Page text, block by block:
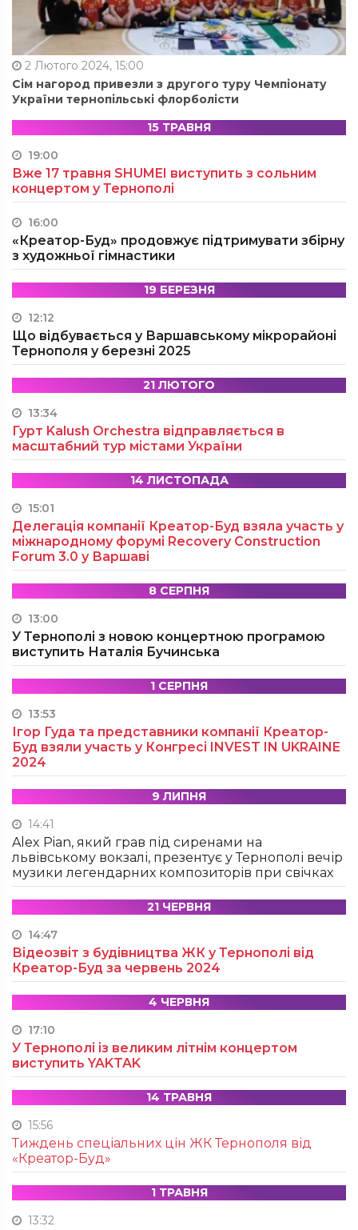
2 Лютого 2024, 15:00
Сім нагород привезли з другого туру Чемпіонату
України тернопільські флорболісти
15 ТРАВНЯ
19:00
Вже 17 травня SHUMEI виступить з сольним
концертом у Тернополі
16:00
«Креатор-Буд» продовжує підтримувати збірну
з художньої гімнастики
19 БЕРЕЗНЯ
12:12
Що відбувається у Варшавському мікрорайоні
Тернополя у березні 2025
21 ЛЮТОГО
13:34
Гурт Kalush Orchestra відправляється в
масштабний тур містами України
14 ЛИСТОПАДА
15:01
Делегація компанії Креатор-Буд взяла участь у
міжнародному форумі Recovery Construction
Forum 3.0 у Варшаві
8 СЕРПНЯ
13:00
У Тернополі з новою концертною програмою
виступить Наталія Бучинська
1 СЕРПНЯ
13:53
Ігор Гуда та представники компанії Креатор-
Буд взяли участь у Конгресі INVEST IN UKRAINE
2024
9 ЛИПНЯ
14:41
Alex Pian, який грав під сиренами на
львівському вокзалі, презентує у Тернополі вечір
музики легендарних композиторів при свічках
21 ЧЕРВНЯ
14:47
Відеозвіт з будівництва ЖК у Тернополі від
Креатор-Буд за червень 2024
4 ЧЕРВНЯ
17:10
У Тернополі із великим літнім концертом
виступить YAKTAK
14 ТРАВНЯ
15:56
Тиждень спеціальних цін ЖК Тернополя від
«Креатор-Буд»
1 ТРАВНЯ
13:32